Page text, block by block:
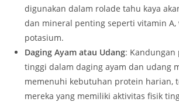
digunakan dalam rolade tahu kaya
dan mineral penting seperti vitamin A,
potasium.
Daging Ayam atau Udang:
tinggi dalam daging ayam dan udang
memenuhi kebutuhan protein harian,
mereka yang memiliki aktivitas fisik